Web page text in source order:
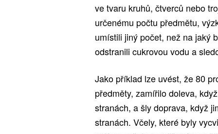
ve tvaru kruhů, čtverců nebo
určenému počtu předmětu,
umístili jiný počet, než na jaký
odstranili cukrovou vodu a
Jako příklad lze uvést, že 80
předměty, zamířilo doleva,
stranách, a šly doprava, když
stranách. Včely, které byly